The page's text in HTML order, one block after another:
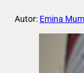
Autor: Emina